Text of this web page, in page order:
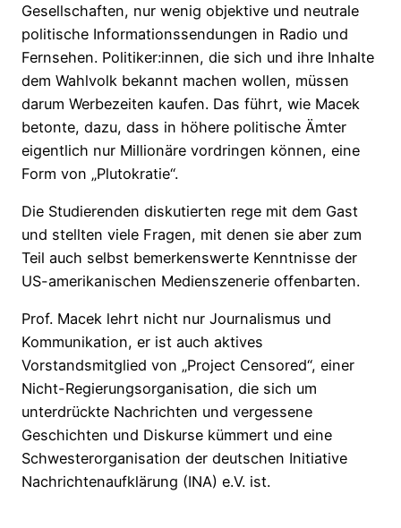
Gesellschaften, nur wenig objektive und neutrale
politische Informationssendungen in Radio und
Fernsehen. Politiker:innen, die sich und ihre Inhalte
dem Wahlvolk bekannt machen wollen, müssen
darum Werbezeiten kaufen. Das führt, wie Macek
betonte, dazu, dass in höhere politische Ämter
eigentlich nur Millionäre vordringen können, eine
Form von „Plutokratie“.
Die Studierenden diskutierten rege mit dem Gast
und stellten viele Fragen, mit denen sie aber zum
Teil auch selbst bemerkenswerte Kenntnisse der
US-amerikanischen Medienszenerie offenbarten.
Prof. Macek lehrt nicht nur Journalismus und
Kommunikation, er ist auch aktives
Vorstandsmitglied von „Project Censored“, einer
Nicht-Regierungsorganisation, die sich um
unterdrückte Nachrichten und vergessene
Geschichten und Diskurse kümmert und eine
Schwesterorganisation der deutschen Initiative
Nachrichtenaufklärung (INA) e.V. ist.